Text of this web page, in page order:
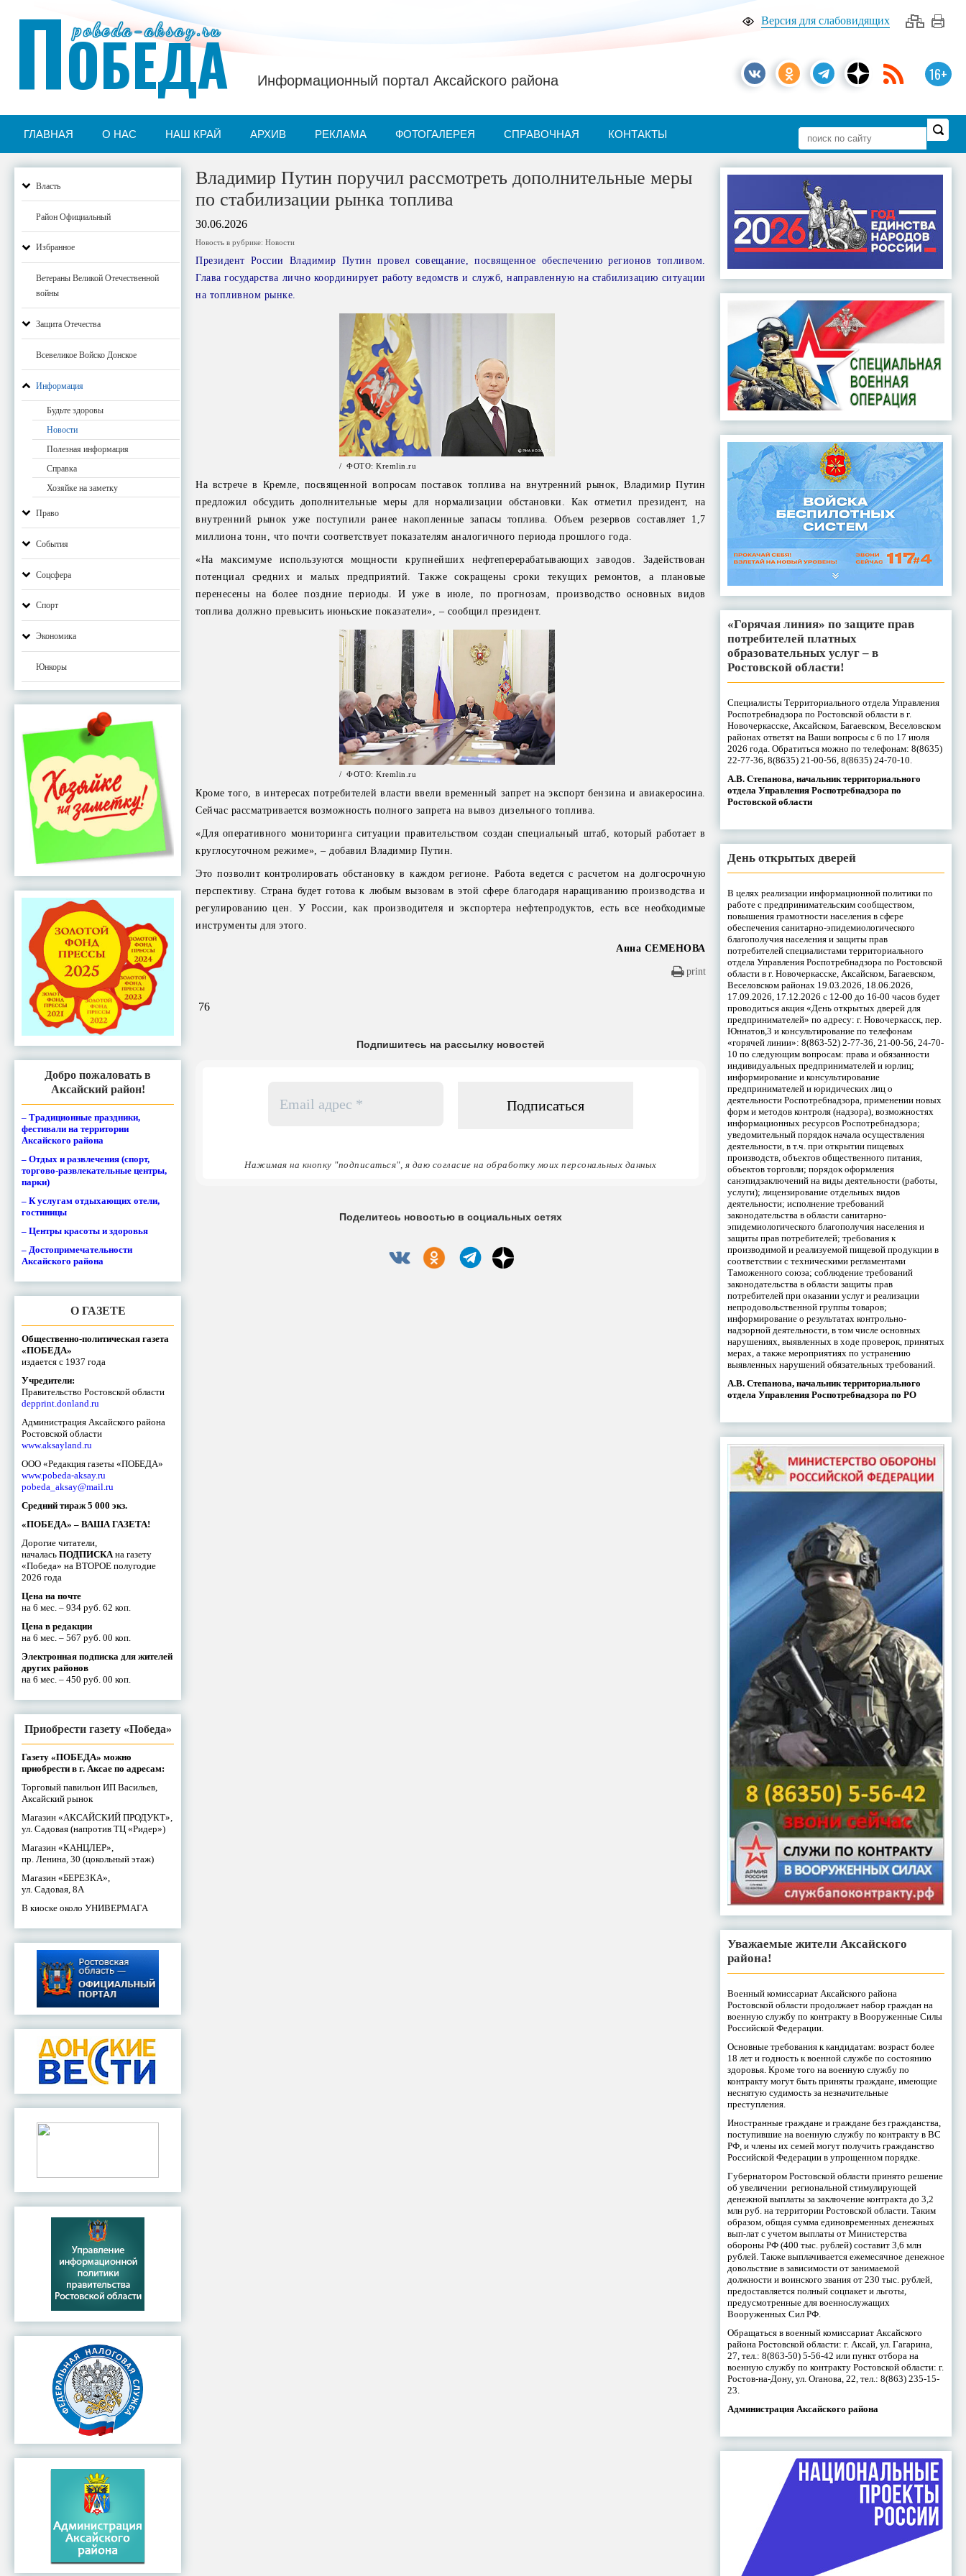
Версия для слабовидящих
16+
pobeda-aksay.ru
ПОБЕДА Информационный портал Аксайского района
ГЛАВНАЯ О НАС НАШ КРАЙ АРХИВ РЕКЛАМА ФОТОГАЛЕРЕЯ СПРАВОЧНАЯ КОНТАКТЫ
Власть
Район Официальный
Избранное
Ветераны Великой Отечественной
войны
Защита Отечества
Всевеликое Войско Донское
Информация
Будьте здоровы
Новости
Полезная информация
Справка
Хозяйке на заметку
Право
События
Соцсфера
Спорт
Экономика
Юнкоры
Добро пожаловать в
Аксайский район!
– Традиционные праздники,
фестивали на территории
Аксайского района
– Отдых и развлечения (спорт,
торгово-развлекательные центры,
парки)
– К услугам отдыхающих отели,
гостиницы
– Центры красоты и здоровья
– Достопримечательности
Аксайского района
О ГАЗЕТЕ
Общественно-политическая газета
«ПОБЕДА»
издается с 1937 года
Учредители:
Правительство Ростовской области
depprint.donland.ru
Администрация Аксайского района
Ростовской области
www.aksayland.ru
ООО «Редакция газеты «ПОБЕДА»
www.pobeda-aksay.ru
pobeda_aksay@mail.ru
Средний тираж 5 000 экз.
«ПОБЕДА» – ВАША ГАЗЕТА!
Дорогие читатели,
началась ПОДПИСКАна газету
«Победа» на ВТОРОЕ полугодие
2026 года
Цена на почте
на 6 мес. – 934 руб. 62 коп.
Цена в редакции
на 6 мес. – 567 руб. 00 коп.
Электронная подписка для жителей
других районов
на 6 мес. – 450 руб. 00 коп.
Приобрести газету «Победа»
Газету «ПОБЕДА» можно
приобрести в г. Аксае по адресам:
Торговый павильон ИП Васильев,
Аксайский рынок
Магазин «АКСАЙСКИЙ ПРОДУКТ»,
ул. Садовая (напротив ТЦ «Ридер»)
Магазин «КАНЦЛЕР»,
пр. Ленина, 30 (цокольный этаж)
Магазин «БЕРЕЗКА»,
ул. Садовая, 8А
В киоске около УНИВЕРМАГА
Владимир Путин поручил рассмотреть дополнительные меры
по стабилизации рынка топлива
30.06.2026
Новость в рубрике:Новости
Президент России Владимир Путин провел совещание, посвященное обеспечению регионов топливом.
Глава государства лично координирует работу ведомств и служб, направленную на стабилизацию ситуации
на топливном рынке.
/ ФОТО: Kremlin.ru
На встрече в Кремле, посвященной вопросам поставок топлива на внутренний рынок, Владимир Путин
предложил обсудить дополнительные меры для нормализации обстановки. Как отметил президент, на
внутренний рынок уже поступили ранее накопленные запасы топлива. Объем резервов составляет 1,7
миллиона тонн, что почти соответствует показателям аналогичного периода прошлого года.
«На максимуме используются мощности крупнейших нефтеперерабатывающих заводов. Задействован
потенциал средних и малых предприятий. Также сокращены сроки текущих ремонтов, а плановые
перенесены на более поздние периоды. И уже в июле, по прогнозам, производство основных видов
топлива должно превысить июньские показатели», – сообщил президент.
/ ФОТО: Kremlin.ru
Кроме того, в интересах потребителей власти ввели временный запрет на экспорт бензина и авиакеросина.
Сейчас рассматривается возможность полного запрета на вывоз дизельного топлива.
«Для оперативного мониторинга ситуации правительством создан специальный штаб, который работает в
круглосуточном режиме», – добавил Владимир Путин.
Это позволит контролировать обстановку в каждом регионе. Работа ведется с расчетом на долгосрочную
перспективу. Страна будет готова к любым вызовам в этой сфере благодаря наращиванию производства и
регулированию цен. У России, как производителя и экспортера нефтепродуктов, есть все необходимые
инструменты для этого.
Анна СЕМЕНОВА
print
76
Подпишитесь на рассылку новостей
адрес
Нажимая на кнопку "подписаться", я даю согласие на обработку моих персональных данных
Поделитесь новостью в социальных сетях
«Горячая линия» по защите прав
потребителей платных
образовательных услуг – в
Ростовской области!
Специалисты Территориального отдела Управления
Роспотребнадзора по Ростовской области в г.
Новочеркасске, Аксайском, Багаевском, Веселовском
районах ответят на Ваши вопросы с 6 по 17 июля
2026 года. Обратиться можно по телефонам: 8(8635)
22-77-36, 8(8635) 21-00-56, 8(8635) 24-70-10.
А.В. Степанова, начальник территориального
отдела Управления Роспотребнадзора по
Ростовской области
День открытых дверей
В целях реализации информационной политики по
работе с предпринимательским сообществом,
повышения грамотности населения в сфере
обеспечения санитарно-эпидемиологического
благополучия населения и защиты прав
потребителей специалистами территориального
отдела Управления Роспотребнадзора по Ростовской
области в г. Новочеркасске, Аксайском, Багаевском,
Веселовском районах 19.03.2026, 18.06.2026,
17.09.2026, 17.12.2026 с 12-00 до 16-00 часов будет
проводиться акция «День открытых дверей для
предпринимателей» по адресу: г. Новочеркасск, пер.
Юннатов,3 и консультирование по телефонам
«горячей линии»: 8(863-52) 2-77-36, 21-00-56, 24-70-
10 по следующим вопросам: права и обязанности
индивидуальных предпринимателей и юрлиц;
информирование и консультирование
предпринимателей и юридических лиц о
деятельности Роспотребнадзора, применении новых
форм и методов контроля (надзора), возможностях
информационных ресурсов Роспотребнадзора;
уведомительный порядок начала осуществления
деятельности, в т.ч. при открытии пищевых
производств, объектов общественного питания,
объектов торговли; порядок оформления
санэпидзаключений на виды деятельности (работы,
услуги); лицензирование отдельных видов
деятельности; исполнение требований
законодательства в области санитарно-
эпидемиологического благополучия населения и
защиты прав потребителей; требования к
производимой и реализуемой пищевой продукции в
соответствии с техническими регламентами
Таможенного союза; соблюдение требований
законодательства в области защиты прав
потребителей при оказании услуг и реализации
непродовольственной группы товаров;
информирование о результатах контрольно-
надзорной деятельности, в том числе основных
нарушениях, выявленных в ходе проверок, принятых
мерах, а также мероприятиях по устранению
выявленных нарушений обязательных требований.
А.В. Степанова, начальник территориального
отдела Управления Роспотребнадзора по РО
Уважаемые жители Аксайского
района!
Военный комиссариат Аксайского района
Ростовской области продолжает набор граждан на
военную службу по контракту в Вооруженные Силы
Российской Федерации.
Основные требования к кандидатам: возраст более
18 лет и годность к военной службе по состоянию
здоровья. Кроме того на военную службу по
контракту могут быть приняты граждане, имеющие
неснятую судимость за незначительные
преступления.
Иностранные граждане и граждане без гражданства,
поступившие на военную службу по контракту в ВС
РФ, и члены их семей могут получить гражданство
Российской Федерации в упрощенном порядке.
Губернатором Ростовской области принято решение
об увеличении региональной стимулирующей
денежной выплаты за заключение контракта до 3,2
млн руб. на территории Ростовской области. Таким
образом, общая сумма единовременных денежных
вып-лат с учетом выплаты от Министерства
обороны РФ (400 тыс. рублей) составит 3,6 млн
рублей. Также выплачивается ежемесячное денежное
довольствие в зависимости от занимаемой
должности и воинского звания от 230 тыс. рублей,
предоставляется полный соцпакет и льготы,
предусмотренные для военнослужащих
Вооруженных Сил РФ.
Обращаться в военный комиссариат Аксайского
района Ростовской области: г. Аксай, ул. Гагарина,
27, тел.: 8(863-50) 5-56-42 или пункт отбора на
военную службу по контракту Ростовской области: г.
Ростов-на-Дону, ул. Оганова, 22, тел.: 8(863) 235-15-
23.
Администрация Аксайского района